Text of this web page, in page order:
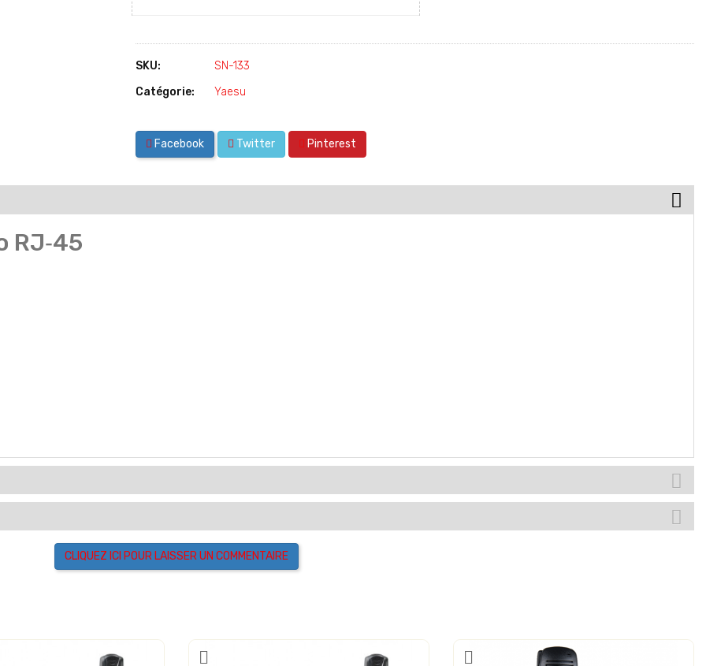
SKU:
SN-133
Catégorie:
Yaesu
Facebook Twitter Pinterest
RJ‑45
CLIQUEZ ICI POUR LAISSER UN COMMENTAIRE